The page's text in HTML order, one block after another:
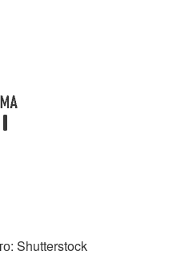
Shutterstock